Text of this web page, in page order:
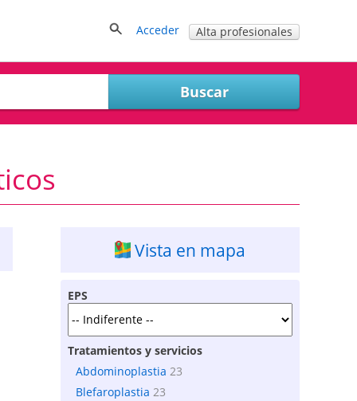
Acceder Alta profesionales
Vista en mapa
EPS
Tratamientos y servicios
Abdominoplastia 23
Blefaroplastia 23